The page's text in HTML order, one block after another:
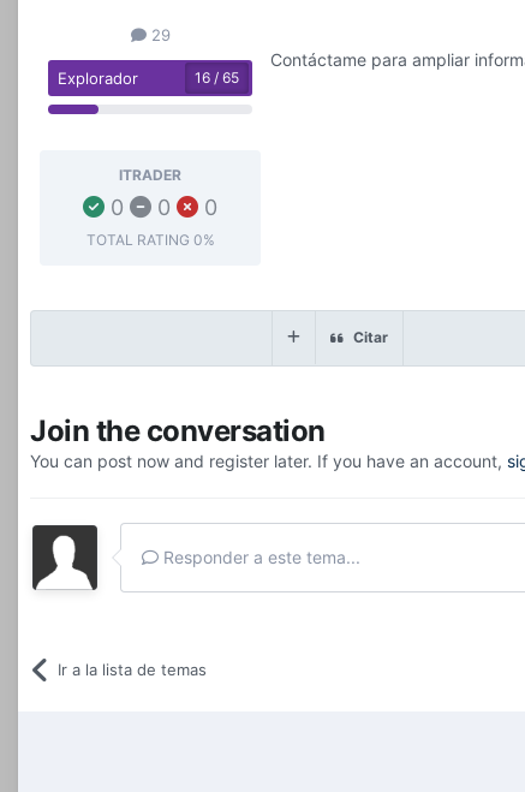
29
Explorador 16 / 65
ITRADER
0 0 0
TOTAL RATING 0%
Contáctame para ampliar
Citar
Join the conversation
You can post now and register later. If you have an account,
Responder a este tema...
Ir a la lista de temas